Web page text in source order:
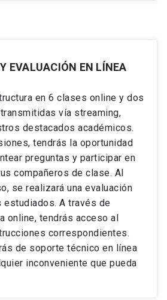
EVALUACIÓN EN LÍNEA
en 6 clases online y dos
vía streaming,
destacados académicos.
tendrás la oportunidad
preguntas y participar en
compañeros de clase. Al
se realizará una evaluación
A través de
online, tendrás acceso al
correspondientes.
de soporte técnico en línea
inconveniente que pueda